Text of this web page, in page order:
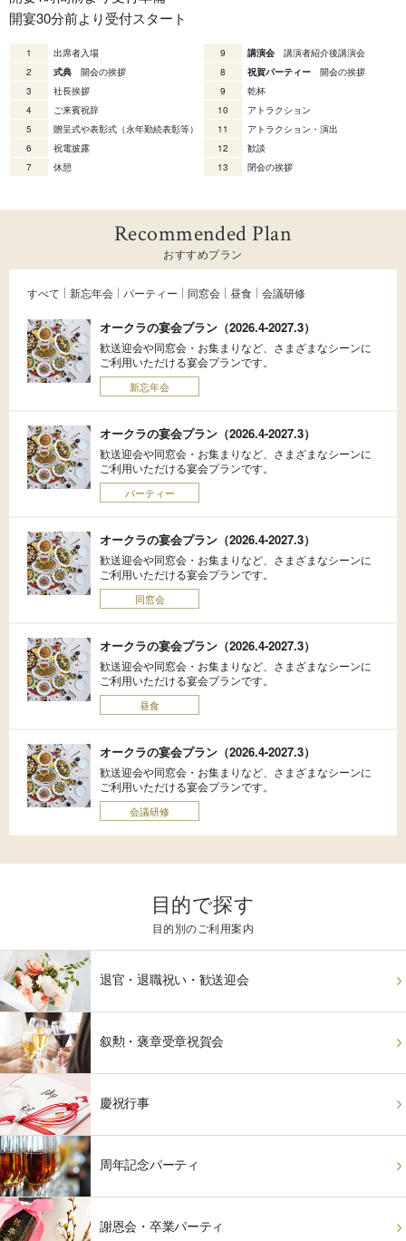
開宴30分前より受付スタート
1 出席者入場 9 講演会 講演者紹介後講演会
2
式典 開会の挨拶 8 祝賀パーティー 開会の挨拶
3
社長挨拶 9
乾杯
4
ご来賓祝辞 10
アトラクション
5
贈呈式や表彰式（永年勤続表彰等） 11
アトラクション・演出
6
祝電披露 12
歓談
7
休憩 13 閉会の挨拶
Recommended Plan
おすすめプラン
すべて 新忘年会 パーティー 同窓会 昼食 会議研修
オークラの宴会プラン（2026.4-2027.3）
歓送迎会や同窓会・お集まりなど、さまざまなシーンに
ご利用いただける宴会プランです。
新忘年会
オークラの宴会プラン（2026.4-2027.3）
歓送迎会や同窓会・お集まりなど、さまざまなシーンに
ご利用いただける宴会プランです。
パーティー
オークラの宴会プラン（2026.4-2027.3）
歓送迎会や同窓会・お集まりなど、さまざまなシーンに
ご利用いただける宴会プランです。
同窓会
オークラの宴会プラン（2026.4-2027.3）
歓送迎会や同窓会・お集まりなど、さまざまなシーンに
ご利用いただける宴会プランです。
昼食
オークラの宴会プラン（2026.4-2027.3）
歓送迎会や同窓会・お集まりなど、さまざまなシーンに
ご利用いただける宴会プランです。
会議研修
目的で探す
目的別のご利用案内
退官・退職祝い・歓送迎会
叙勲・褒章受章祝賀会
慶祝行事
周年記念パーティ
謝恩会・卒業パーティ